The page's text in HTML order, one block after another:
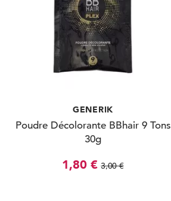
GENERIK
Poudre Décolorante BBhair 9 Tons
30g
1,80 € 3,00 €